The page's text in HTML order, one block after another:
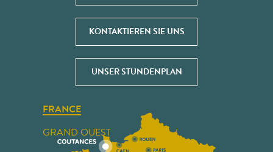
KONTAKTIEREN SIE UNS
UNSER STUNDENPLAN
FRANCE
GRAND OUEST